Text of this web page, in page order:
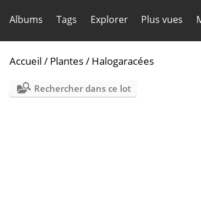
Albums Tags Explorer Plus vues
Accueil / Plantes/ Halogaracées
Rechercher dans ce lot